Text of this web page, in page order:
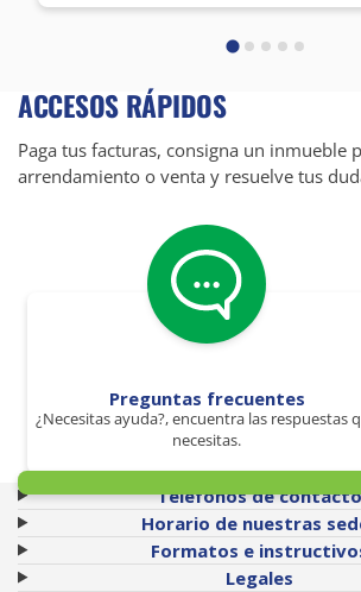
ACCESOS RÁPIDOS
Paga tus facturas, consigna un inmueble
arrendamiento o venta y resuelve tus
Preguntas frecuentes
¿Necesitas ayuda?, encuentra las respuestas
necesitas.
Teléfonos de
Horario de nuestras
Formatos e
Legales